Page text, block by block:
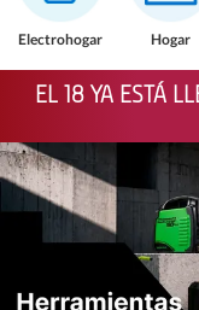
Electrohogar Hogar
EL 18 YA ESTÁ